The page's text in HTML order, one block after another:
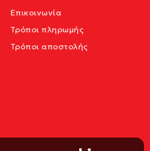
Επικοινωνία
Τρόποι πληρωμής
Τρόποι αποστολής